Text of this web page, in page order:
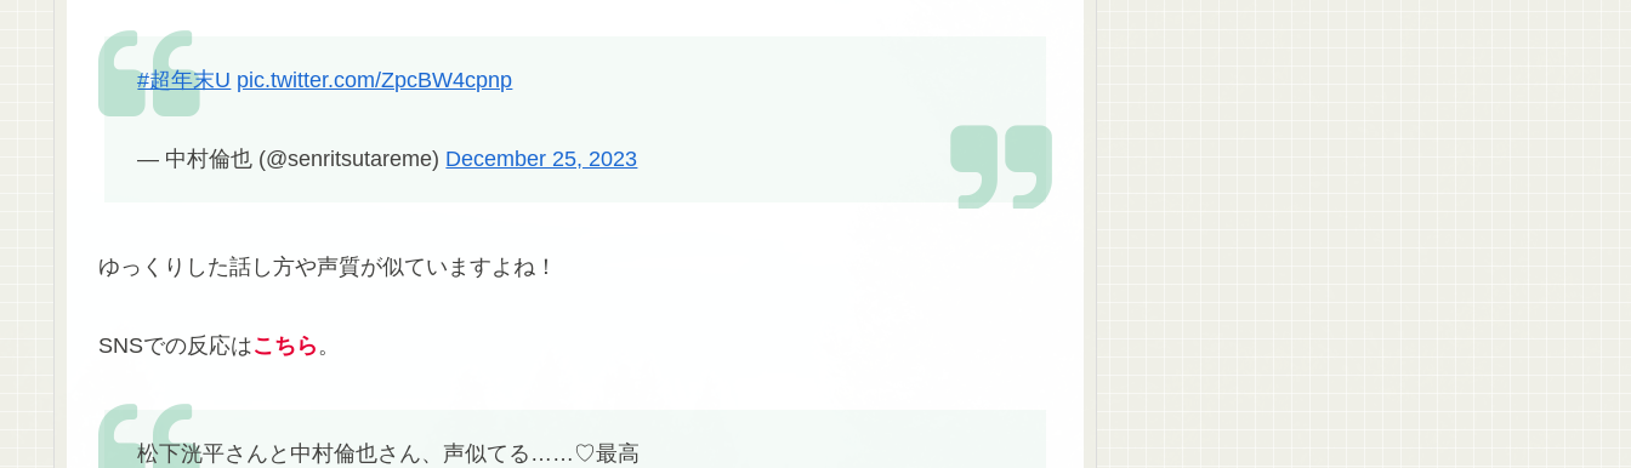
#超年末U pic.twitter.com/ZpcBW4cpnp
— 中村倫也 (@senritsutareme) December 25, 2023
ゆっくりした話し方や声質が似ていますよね！
SNSでの反応はこちら 。
松下洸平さんと中村倫也さん、声似てる……♡最高